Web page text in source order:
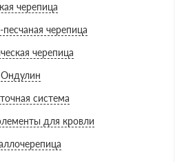
черепица
черепица
черепица
Ондулин
система
для кровли